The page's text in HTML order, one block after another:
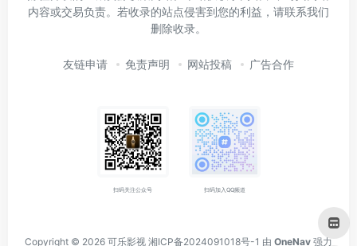
内容或交易负责。若收录的站点侵害到您的利益，请联系我们
删除收录。
友链申请 免责声明 网站投稿 广告合作
扫码关注公众号 扫码加入QQ频道
Copyright © 2026 可乐影视 湘ICP备2024091018号-1 由 OneNav 强力